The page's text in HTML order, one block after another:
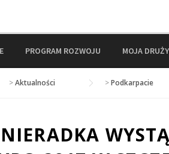
PROGRAM ROZWOJU MOJA
>Aktualności >Podkarpacie